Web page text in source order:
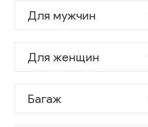
Для мужчин
Для женщин
Багаж